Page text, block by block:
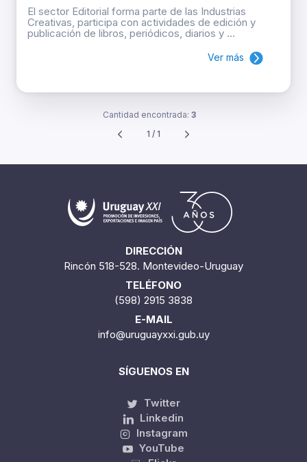
El sector Editorial forma parte de las Industrias
Creativas, participa con actividades de edición y
publicación de libros, periódicos, diarios y ...
Ver más
Cantidad encontrada: 3
1 / 1
DIRECCIÓN
Rincón 518-528. Montevideo-Uruguay
TELÉFONO
(598) 2915 3838
E-MAIL
info@uruguayxxi.gub.uy
SÍGUENOS EN
Twitter
Linkedin
Instagram
YouTube